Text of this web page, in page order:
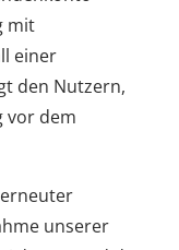
mit
einer
den Nutzern,
vor dem
unserer